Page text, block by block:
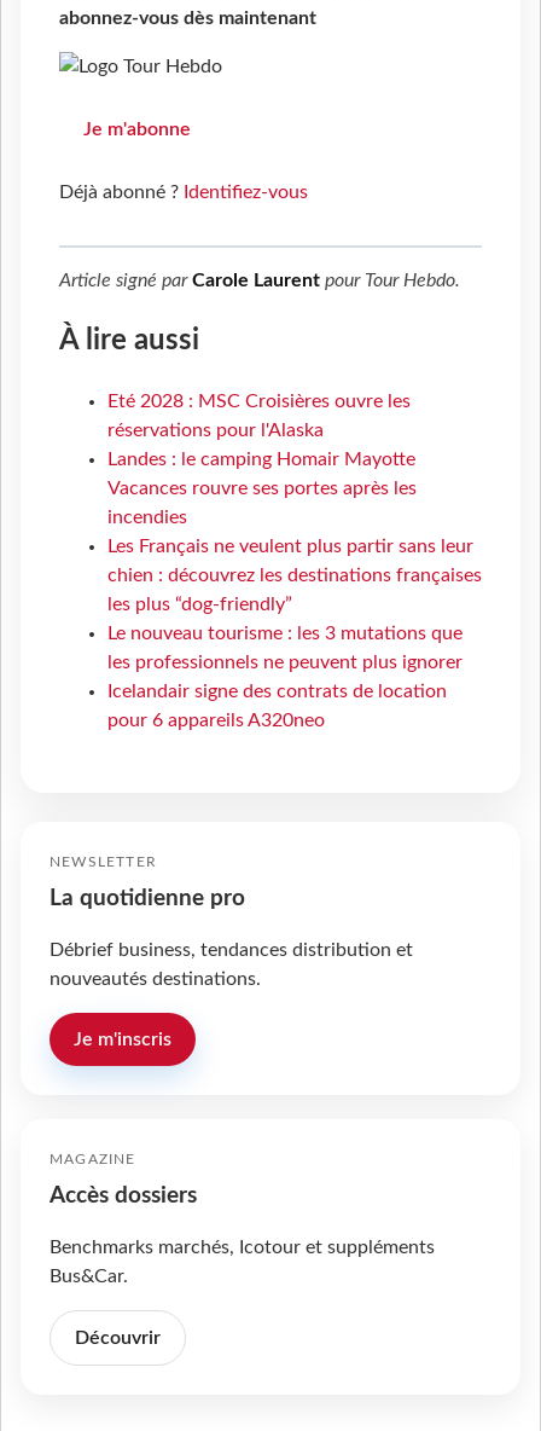
abonnez-vous dès maintenant
Je m'abonne
Déjà abonné ? Identifiez-vous
Article signé parCarole Laurent pour Tour Hebdo.
À lire aussi
Eté 2028 : MSC Croisières ouvre les
réservations pour l'Alaska
Landes : le camping Homair Mayotte
Vacances rouvre ses portes après les
incendies
Les Français ne veulent plus partir sans leur
chien : découvrez les destinations françaises
les plus “dog-friendly”
Le nouveau tourisme : les 3 mutations que
les professionnels ne peuvent plus ignorer
Icelandair signe des contrats de location
pour 6 appareils A320neo
NEWSLETTER
La quotidienne pro
Débrief business, tendances distribution et
nouveautés destinations.
Je m'inscris
MAGAZINE
Accès dossiers
Benchmarks marchés, Icotour et suppléments
Bus&Car.
Découvrir